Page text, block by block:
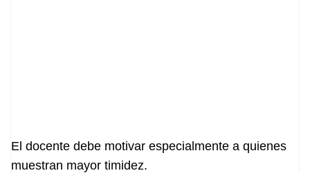
El docente debe motivar especialmente a quienes
muestran mayor timidez.